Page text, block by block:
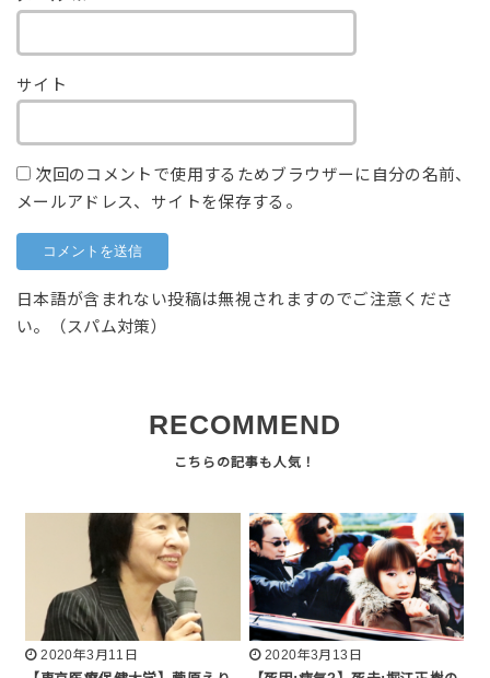
サイト
次回のコメントで使用するためブラウザーに自分の名前、
メールアドレス、サイトを保存する。
日本語が含まれない投稿は無視されますのでご注意くださ
い。（スパム対策）
RECOMMEND
2020年3月11日
2020年3月13日